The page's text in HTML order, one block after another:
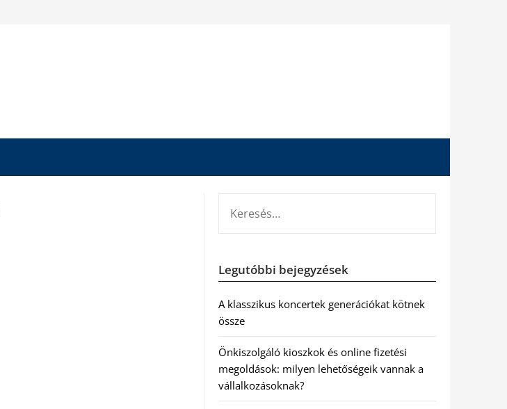
Legutóbbi bejegyzések
A klasszikus koncertek generációkat kötnek
össze
Önkiszolgáló kioszkok és online fizetési
megoldások: milyen lehetőségeik vannak a
vállalkozásoknak?